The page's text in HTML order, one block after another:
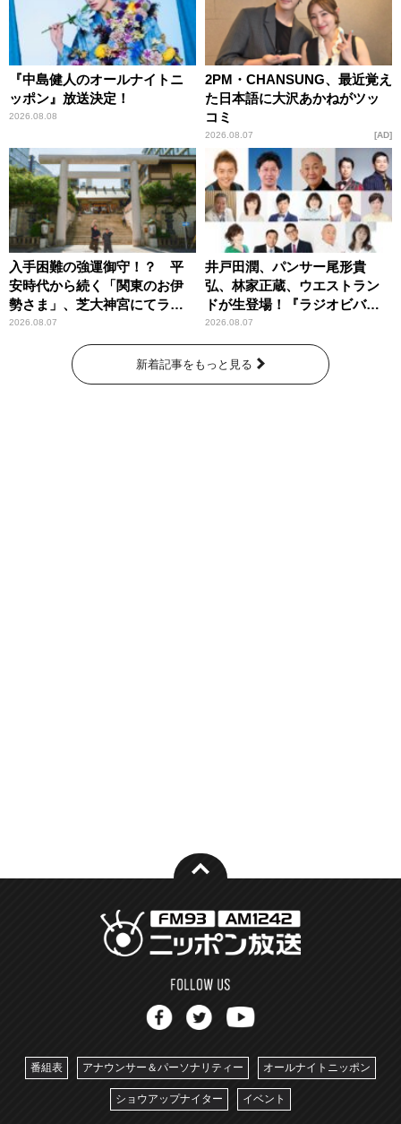
『中島健人のオールナイトニ
ッポン』放送決定！
2026.08.08
2PM・CHANSUNG、最近覚え
た日本語に大沢あかねがツッ
コミ
2026.08.07 AD
入手困難の強運御守！？ 平
安時代から続く「関東のお伊
勢さま」、芝大神宮にてラン
パンプスが合格祈願！
2026.08.07
井戸田潤、パンサー尾形貴
弘、林家正蔵、ウエストラン
ドが生登場！『ラジオビバリ
ー昼ズ』
2026.08.07
新着記事をもっと見る
番組表 アナウンサー＆パーソナリティー オールナイトニッポン
ショウアップナイター イベント